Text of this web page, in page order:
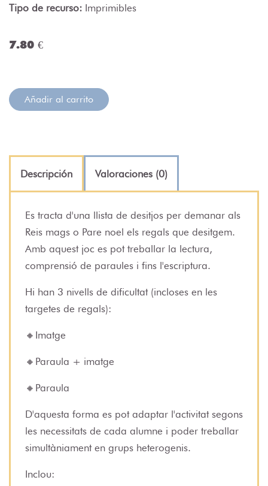
Tipo de recurso: Imprimibles
7.80 €
Añadir al carrito
Descripción Valoraciones (0)
Es tracta d'una llista de desitjos per demanar als
Reis mags o Pare noel els regals que desitgem.
Amb aquest joc es pot treballar la lectura,
comprensió de paraules i fins l'escriptura.
Hi han 3 nivells de dificultat (incloses en les
targetes de regals):
🔸Imatge
🔸Paraula + imatge
🔸Paraula
D'aquesta forma es pot adaptar l'activitat segons
les necessitats de cada alumne i poder treballar
simultàniament en grups heterogenis.
Inclou: